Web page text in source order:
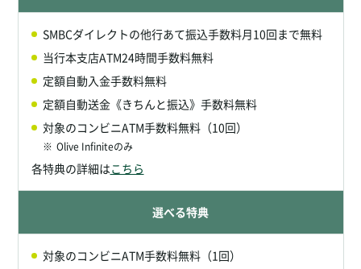
SMBCダイレクトの他行あて振込手数料月10回まで無料
当行本支店ATM24時間手数料無料
定額自動入金手数料無料
定額自動送金《きちんと振込》手数料無料
対象のコンビニATM手数料無料（10回）
※ Olive Infiniteのみ
各特典の詳細はこちら
選べる特典
対象のコンビニATM手数料無料（1回）